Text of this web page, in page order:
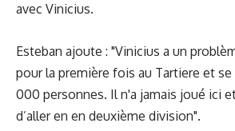
avec Vinicius.
Esteban ajoute : "Vinicius a un
pour la première fois au Tartiere et
000 personnes. Il n'a jamais joué ici
d’aller en en deuxième division".